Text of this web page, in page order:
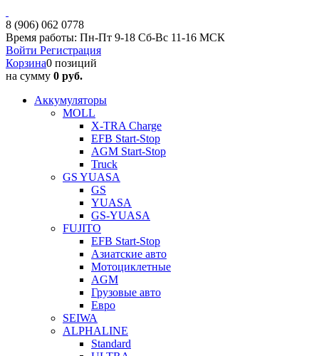
8 (906) 062 0778
Время работы: Пн-Пт 9-18 Сб-Вс 11-16 МСК
Войти Регистрация
Корзина0 позиций
на сумму 0 руб.
Аккумуляторы
MOLL
X-TRA Charge
EFB Start-Stop
AGM Start-Stop
Truck
GS YUASA
GS
YUASA
GS-YUASA
FUJITO
EFB Start-Stop
Азиатские авто
Мотоциклетные
AGM
Грузовые авто
Евро
SEIWA
ALPHALINE
Standard